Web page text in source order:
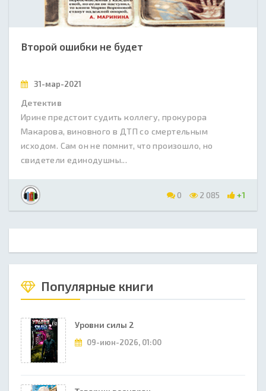
Второй ошибки не будет
31-мар-2021
Детектив
Ирине предстоит судить коллегу, прокурора
Макарова, виновного в ДТП со смертельным
исходом. Сам он не помнит, что произошло, но
свидетели единодушны...
0 2 085 +1
Популярные книги
Уровни силы 2
09-июн-2026, 01:00